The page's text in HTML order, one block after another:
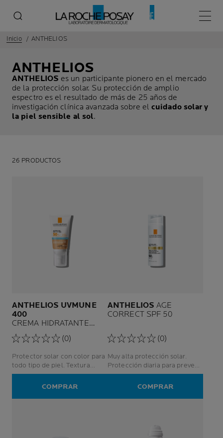
Menú
Inicio ANTHELIOS
ANTHELIOS
ANTHELIOS es un participante pionero en el mercado
de la protección solar. Su protección de amplio
espectro es el resultado de más de 25 años de
investigación clínica avanzada sobre elcuidado solar y
la piel sensible al sol.
26 PRODUCTOS
ANTHELIOS UVMUNE
400
CREMA HIDRATANTE
CON COLOR SPF50+
(0)
Protector solar con color para
todo tipo de piel. Textura
crema hidratante con alta
protección solar.
COMPRAR
ANTHELIOS AGE
CORRECT SPF 50
(0)
Muy alta protección solar.
Protección diaria para prevenir
los signos de la edad.
COMPRAR